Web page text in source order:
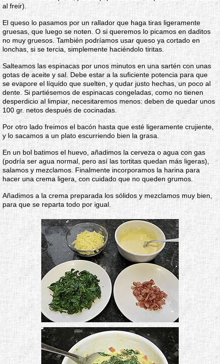
al freir).
El queso lo pasamos por un rallador que haga tiras ligeramente
gruesas, que luego se noten. O si queremos lo picamos en daditos
no muy gruesos. También podríamos usar queso ya cortado en
lonchas, si se tercia, simplemente haciéndolo tiritas.
Salteamos las espinacas por unos minutos en una sartén con unas
gotas de aceite y sal. Debe estar a la suficiente potencia para que
se evapore el líquido que suelten, y qudar justo hechas, un poco al
dente. Si partiésemos de espinacas congeladas, como no tienen
desperdicio al limpiar, necesitaremos menos: deben de quedar unos
100 gr. netos después de cocinadas.
Por otro lado freimos el bacón hasta que esté ligeramente crujiente,
y lo sacamos a un plato escurriendo bien la grasa.
En un bol batimos el huevo, añadimos la cerveza o agua con gas
(podría ser agua normal, pero así las tortitas quedan más ligeras),
salamos y mezclamos. Finalmente incorporamos la harina para
hacer una crema ligera, con cuidado que no queden grumos.
Añadimos a la crema preparada los sólidos y mezclamos muy bien,
para que se reparta todo por igual.